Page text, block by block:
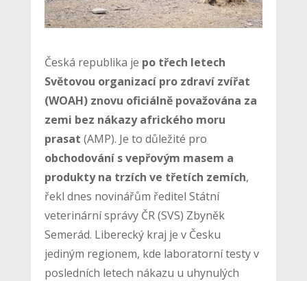
Česká republika je po třech letech
Světovou organizací pro zdraví zvířat
(WOAH) znovu oficiálně považována za
zemi bez nákazy afrického moru
prasat (AMP). Je to důležité pro
obchodování s vepřovým masem a
produkty na trzích ve třetích zemích,
řekl dnes novinářům ředitel Státní
veterinární správy ČR (SVS) Zbyněk
Semerád. Liberecký kraj je v Česku
jediným regionem, kde laboratorní testy v
posledních letech nákazu u uhynulých